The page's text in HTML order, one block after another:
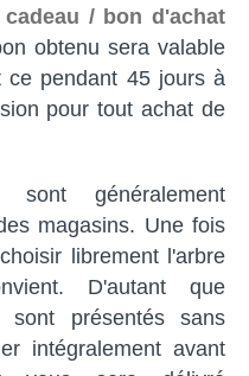
cadeau / bon d'achat
obtenu sera valable
ce pendant 45 jours à
pour tout achat de
sont généralement
magasins. Une fois
librement l'arbre
D'autant que
sont présentés sans
intégralement avant